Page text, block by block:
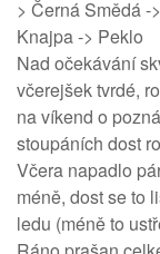
> Černá Smědá -
Knajpa -> Peklo
Nad očekávání
včerejšek tvrdé,
na víkend o
stoupáních dost
Včera napadlo
méně, dost se to
ledu (méně to